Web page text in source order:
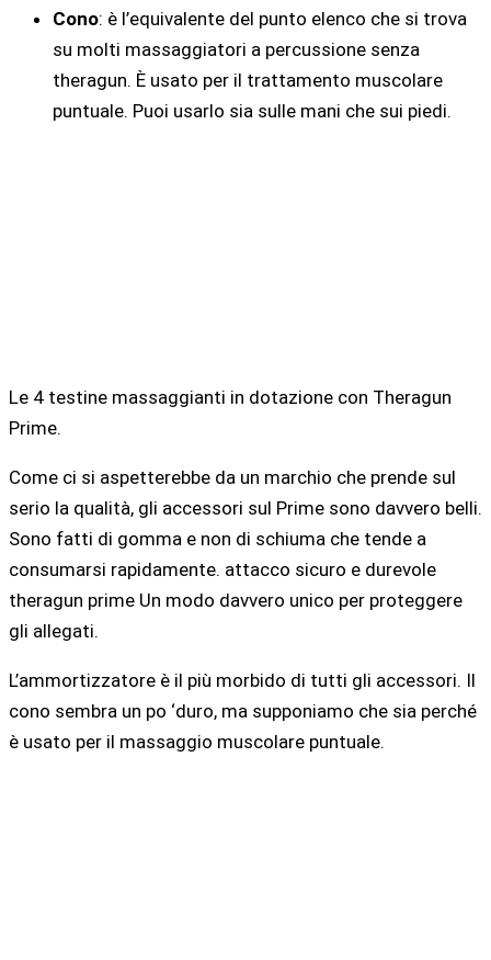
Cono: è l’equivalente del punto elenco che si trova
su molti massaggiatori a percussione senza
theragun. È usato per il trattamento muscolare
puntuale. Puoi usarlo sia sulle mani che sui piedi.
Le 4 testine massaggianti in dotazione con Theragun
Prime.
Come ci si aspetterebbe da un marchio che prende sul
serio la qualità, gli accessori sul Prime sono davvero belli.
Sono fatti di gomma e non di schiuma che tende a
consumarsi rapidamente. attacco sicuro e durevole
theragun prime Un modo davvero unico per proteggere
gli allegati.
L’ammortizzatore è il più morbido di tutti gli accessori. Il
cono sembra un po ‘duro, ma supponiamo che sia perché
è usato per il massaggio muscolare puntuale.